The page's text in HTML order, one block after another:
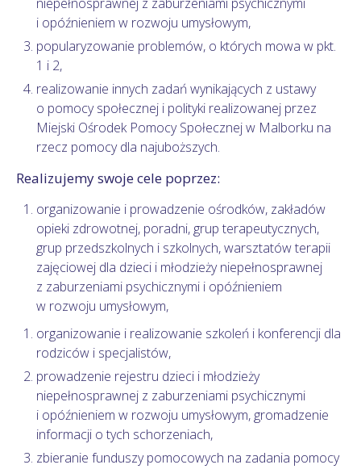
i opóźnieniem w rozwoju umysłowym,
popularyzowanie problemów, o których mowa w pkt.
1 i 2,
realizowanie innych zadań wynikających z ustawy
o pomocy społecznej i polityki realizowanej przez
Miejski Ośrodek Pomocy Społecznej w Malborku na
rzecz pomocy dla najuboższych.
Realizujemy swoje cele poprzez:
organizowanie i prowadzenie ośrodków, zakładów
opieki zdrowotnej, poradni, grup terapeutycznych,
grup przedszkolnych i szkolnych, warsztatów terapii
zajęciowej dla dzieci i młodzieży niepełnosprawnej
z zaburzeniami psychicznymi i opóźnieniem
w rozwoju umysłowym,
organizowanie i realizowanie szkoleń i konferencji dla
rodziców i specjalistów,
prowadzenie rejestru dzieci i młodzieży
niepełnosprawnej z zaburzeniami psychicznymi
i opóźnieniem w rozwoju umysłowym, gromadzenie
informacji o tych schorzeniach,
zbieranie funduszy pomocowych na zadania pomocy